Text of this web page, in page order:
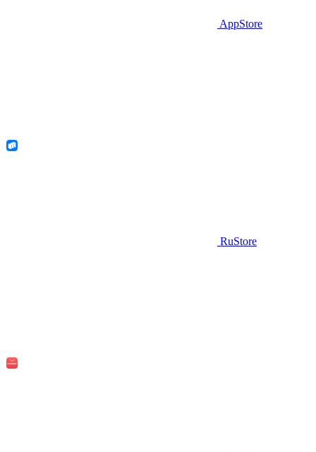
AppStore
RuStore